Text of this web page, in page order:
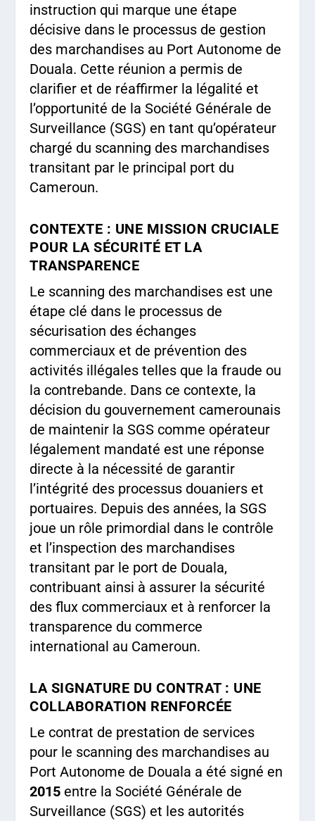
instruction qui marque une étape
décisive dans le processus de gestion
des marchandises au Port Autonome de
Douala. Cette réunion a permis de
clarifier et de réaffirmer la légalité et
l’opportunité de la Société Générale de
Surveillance (SGS) en tant qu’opérateur
chargé du scanning des marchandises
transitant par le principal port du
Cameroun.
CONTEXTE : UNE MISSION CRUCIALE
POUR LA SÉCURITÉ ET LA
TRANSPARENCE
Le scanning des marchandises est une
étape clé dans le processus de
sécurisation des échanges
commerciaux et de prévention des
activités illégales telles que la fraude ou
la contrebande. Dans ce contexte, la
décision du gouvernement camerounais
de maintenir la SGS comme opérateur
légalement mandaté est une réponse
directe à la nécessité de garantir
l’intégrité des processus douaniers et
portuaires. Depuis des années, la SGS
joue un rôle primordial dans le contrôle
et l’inspection des marchandises
transitant par le port de Douala,
contribuant ainsi à assurer la sécurité
des flux commerciaux et à renforcer la
transparence du commerce
international au Cameroun.
LA SIGNATURE DU CONTRAT : UNE
COLLABORATION RENFORCÉE
Le contrat de prestation de services
pour le scanning des marchandises au
Port Autonome de Douala a été signé en
2015 entre la Société Générale de
Surveillance (SGS) et les autorités